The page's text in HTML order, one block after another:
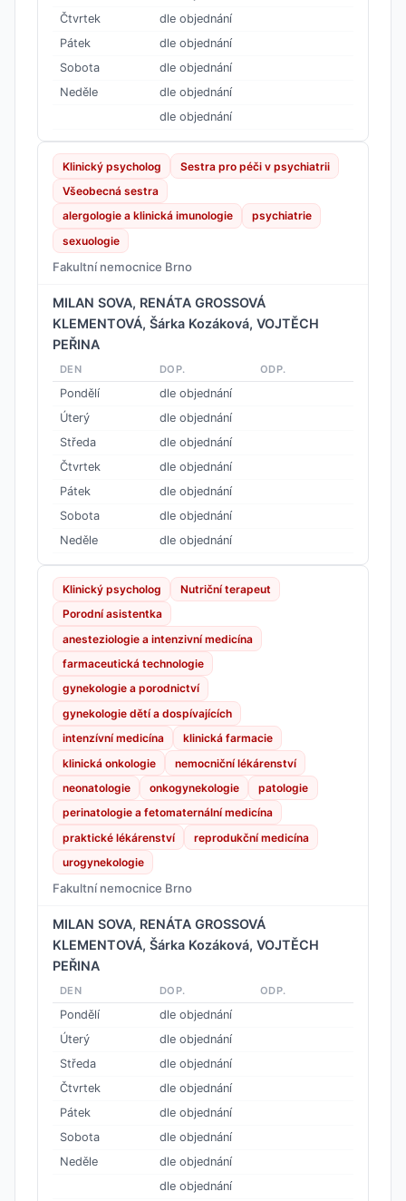
Čtvrtek
dle objednání
Pátek
dle objednání
Sobota
dle objednání
Neděle
dle objednání
dle objednání
Klinický psycholog
Sestra pro péči v psychiatrii
Všeobecná sestra
alergologie a klinická imunologie
psychiatrie
sexuologie
Fakultní nemocnice Brno
MILAN SOVA, RENÁTA GROSSOVÁ
KLEMENTOVÁ, Šárka Kozáková, VOJTĚCH
PEŘINA
DEN DOP. ODP.
Pondělí
dle objednání
Úterý
dle objednání
Středa
dle objednání
Čtvrtek
dle objednání
Pátek
dle objednání
Sobota
dle objednání
Neděle
dle objednání
Klinický psycholog
Nutriční terapeut
Porodní asistentka
anesteziologie a intenzivní medicína
farmaceutická technologie
gynekologie a porodnictví
gynekologie dětí a dospívajících
intenzívní medicína
klinická farmacie
klinická onkologie
nemocniční lékárenství
neonatologie
onkogynekologie
patologie
perinatologie a fetomaternální medicína
praktické lékárenství
reprodukční medicína
urogynekologie
Fakultní nemocnice Brno
MILAN SOVA, RENÁTA GROSSOVÁ
KLEMENTOVÁ, Šárka Kozáková, VOJTĚCH
PEŘINA
DEN DOP. ODP.
Pondělí
dle objednání
Úterý
dle objednání
Středa
dle objednání
Čtvrtek
dle objednání
Pátek
dle objednání
Sobota
dle objednání
Neděle
dle objednání
dle objednání